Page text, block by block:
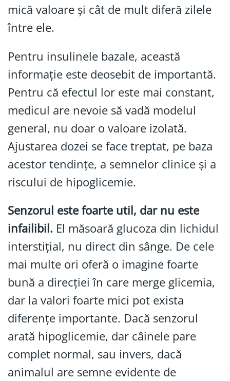
mică valoare și cât de mult diferă zilele
între ele.
Pentru insulinele bazale, această
informație este deosebit de importantă.
Pentru că efectul lor este mai constant,
medicul are nevoie să vadă modelul
general, nu doar o valoare izolată.
Ajustarea dozei se face treptat, pe baza
acestor tendințe, a semnelor clinice și a
riscului de hipoglicemie.
Senzorul este foarte util, dar nu este
infailibil. El măsoară glucoza din lichidul
interstițial, nu direct din sânge. De cele
mai multe ori oferă o imagine foarte
bună a direcției în care merge glicemia,
dar la valori foarte mici pot exista
diferențe importante. Dacă senzorul
arată hipoglicemie, dar câinele pare
complet normal, sau invers, dacă
animalul are semne evidente de